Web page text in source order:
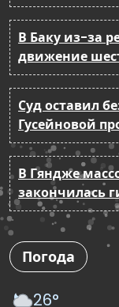
В Баку из-за
движение
Суд оставил
Гусейновой
В Гяндже
закончилась
Погода
26°